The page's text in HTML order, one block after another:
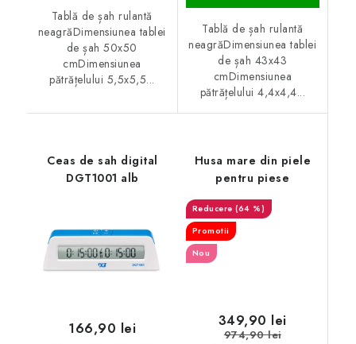
Tablă de șah rulantă
neagrăDimensiunea tablei
de șah 50x50
cmDimensiunea
pătrățelului 5,5x5,5...
Tablă de șah rulantă
neagrăDimensiunea tablei
de șah 43x43
cmDimensiunea
pătrățelului 4,4x4,4...
Ceas de sah digital
DGT1001 alb
166,90 lei
Husa mare din piele
pentru piese
(64 %)
Promotii
Nou
349,90 lei
974,90 lei